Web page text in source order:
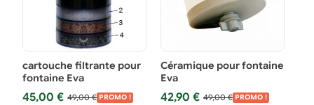
cartouche filtrante pour
fontaine Eva
49,00€
Le
45,00€
Le
PROMO !
Céramique pour fontaine
Eva
49,00€
Le
42,90 €
Le
PROMO !